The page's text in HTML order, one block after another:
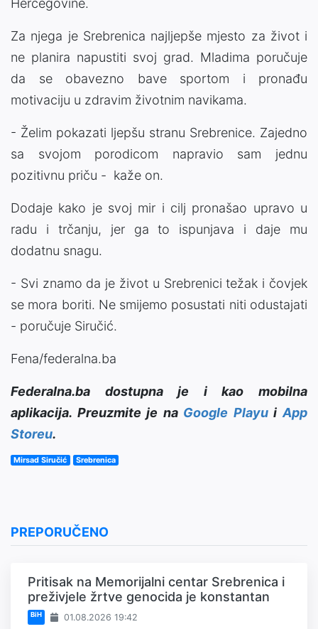
Za njega je Srebrenica najljepše mjesto za život i
ne planira napustiti svoj grad. Mladima poručuje
da se obavezno bave sportom i pronađu
motivaciju u zdravim životnim navikama.
- Želim pokazati ljepšu stranu Srebrenice. Zajedno
sa svojom porodicom napravio sam jednu
pozitivnu priču - kaže on.
Dodaje kako je svoj mir i cilj pronašao upravo u
radu i trčanju, jer ga to ispunjava i daje mu
dodatnu snagu.
- Svi znamo da je život u Srebrenici težak i čovjek
se mora boriti. Ne smijemo posustati niti odustajati
- poručuje Siručić.
Fena/federalna.ba
Federalna.ba dostupna je i kao mobilna
aplikacija. Preuzmite je na Google PlayuiApp
Storeu.
Mirsad Siručić Srebrenica
PREPORUČENO
Pritisak na Memorijalni centar Srebrenica i
preživjele žrtve genocida je konstantan
BiH 01.08.2026 19:42